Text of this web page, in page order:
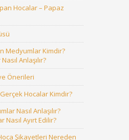
Hocalar – Papaz
Medyumlar Kimdir?
Anlaşılır?
Önerileri
Hocalar Kimdir?
Nasıl Anlaşılır?
Ayırt Edilir?
Şikayetleri Nereden